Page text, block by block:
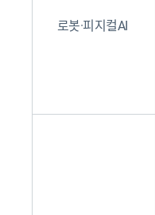
로봇·피지컬AI